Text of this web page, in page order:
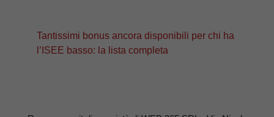
Tantissimi bonus ancora disponibili per chi ha
l’ISEE basso: la lista completa